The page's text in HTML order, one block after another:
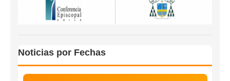
Noticias por Fechas